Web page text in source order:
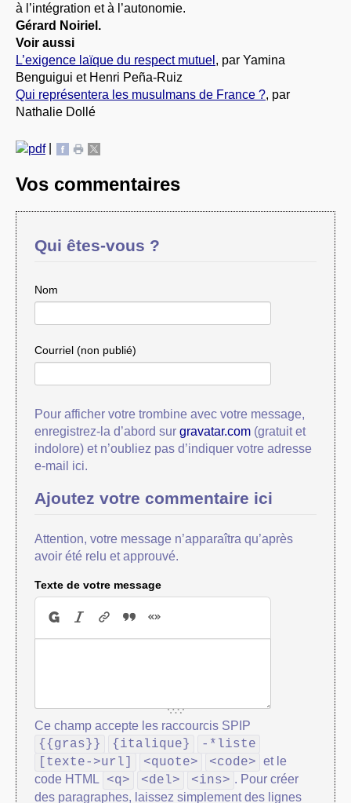
à l’intégration et à l’autonomie.
Gérard Noiriel.
Voir aussi
L’exigence laïque du respect mutuel , par Yamina
Benguigui et Henri Peña-Ruiz
Qui représentera les musulmans de France ?, par
Nathalie Dollé
|
Vos commentaires
Qui êtes-vous ?
Nom
Courriel (non publié)
Pour afficher votre trombine avec votre message,
enregistrez-la d’abord sur gravatar.com(gratuit et
indolore) et n’oubliez pas d’indiquer votre adresse
e-mail ici.
Ajoutez votre commentaire ici
Attention, votre message n’apparaîtra qu’après
avoir été relu et approuvé.
Texte de votre message
Ce champ accepte les raccourcis SPIP
{{gras}} {italique}
-*liste
[texte->url]
<quote> <code> et le
code HTML
<q> <del> <ins> . Pour créer
des paragraphes, laissez simplement des lignes